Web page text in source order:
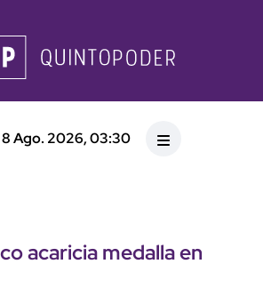
8 Ago. 2026, 03:30
acaricia medalla en